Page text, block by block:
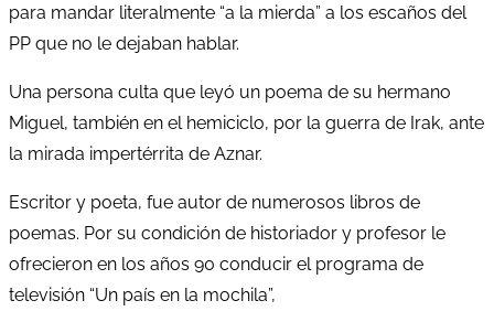
para mandar literalmente “a la mierda” a los escaños del
PP que no le dejaban hablar.
Una persona culta que leyó un poema de su hermano
Miguel, también en el hemiciclo, por la guerra de Irak, ante
la mirada impertérrita de Aznar.
Escritor y poeta, fue autor de numerosos libros de
poemas. Por su condición de historiador y profesor le
ofrecieron en los años 90 conducir el programa de
televisión “Un país en la mochila”,